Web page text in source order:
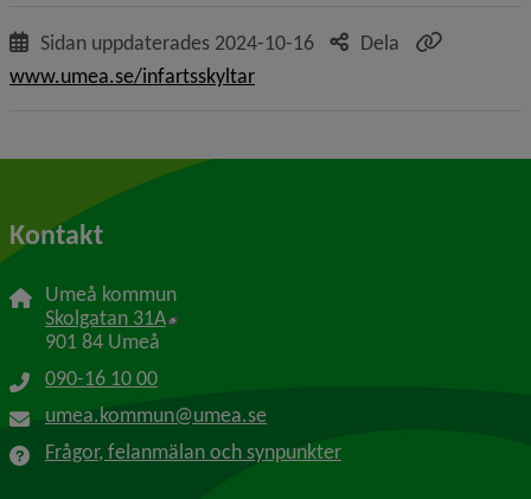
Sidan uppdaterades 2024-10-16
Dela
www.umea.se/infartsskyltar
Kontakt
Umeå kommun
Skolgatan 31A Länk till annan webbplats, öppnas i nytt
901 84 Umeå
090-16 10 00
umea.kommun@umea.se
Frågor, felanmälan och synpunkter